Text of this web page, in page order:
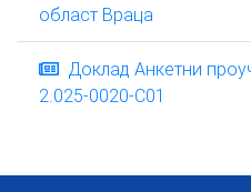
област Враца
Доклад Анкетни
2.025-0020-C01